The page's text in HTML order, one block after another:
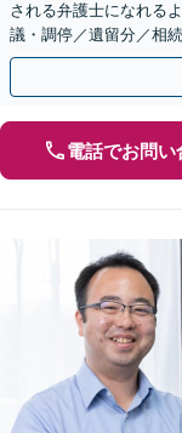
される弁護士になれる
議・調停／遺留分／相
族との交渉や書面作成
電話でお問い